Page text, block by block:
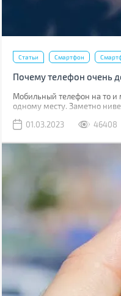
Статьи Смартфон
Почему телефон очень
Мобильный телефон на то и
одному месту. Заметно
розетке.
01.03.2023 46408